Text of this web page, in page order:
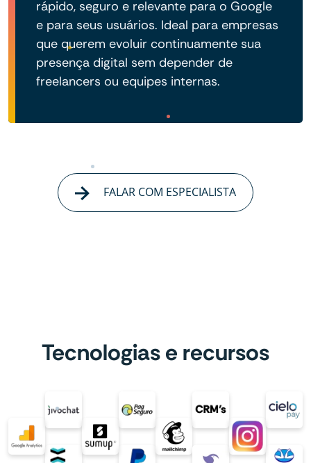
rápido, seguro e relevante para o Google
e para seus usuários. Ideal para empresas
que querem evoluir continuamente sua
presença digital sem depender de
freelancers ou equipes internas.
FALAR COM ESPECIALISTA
Tecnologias e recursos